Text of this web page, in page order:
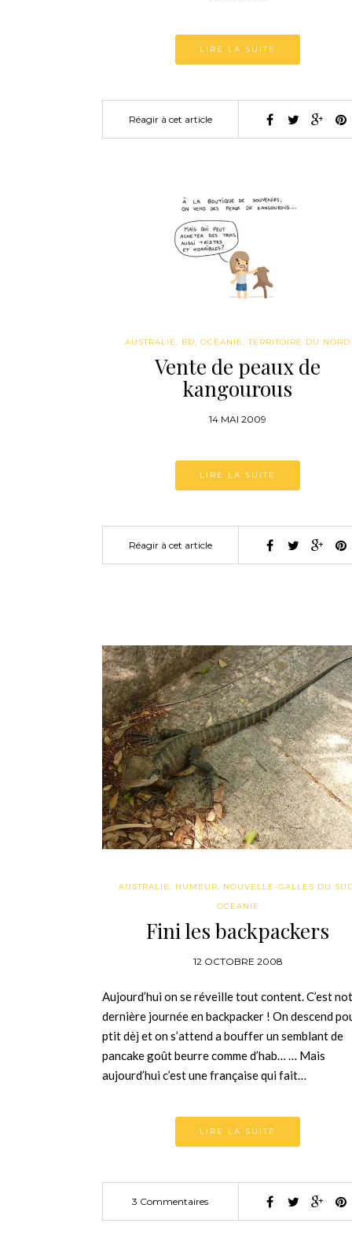
LIRE LA SUITE
Réagir à cet article
AUSTRALIE, BD, OCÉANIE,TERRITOIRE DU NORD
Vente de peaux de
kangourous
14 MAI 2009
LIRE LA SUITE
Réagir à cet article
AUSTRALIE, HUMEUR, NOUVELLE-GALLES DU
OCÉANIE
Fini les backpackers
12 OCTOBRE 2008
Aujourd’hui on se réveille tout content. C’est
dernière journée en backpacker ! On descend
ptit dèj et on s’attend a bouffer un semblant de
pancake goût beurre comme d’hab… … Mais
aujourd’hui c’est une française qui fait…
LIRE LA SUITE
3 Commentaires